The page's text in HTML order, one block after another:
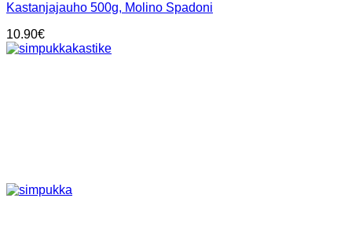
Kastanjajauho 500g, Molino Spadoni
10.90€